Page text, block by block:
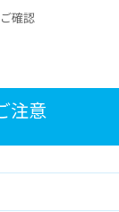
確認
注意